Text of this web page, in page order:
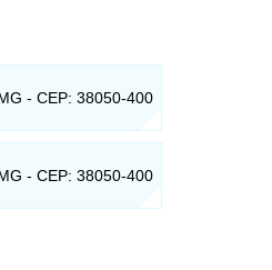
- CEP: 38050-400
- CEP: 38050-400